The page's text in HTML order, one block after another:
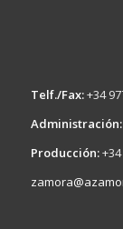
Telf./Fax:+34
Administración:
Producción:+34